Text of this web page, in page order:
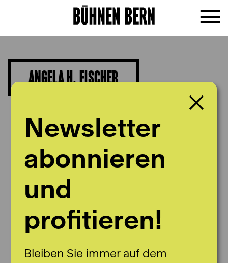
ANGELA H. FISCHER
Newsletter
abonnieren
und
profitieren!
Bleiben Sie immer auf dem